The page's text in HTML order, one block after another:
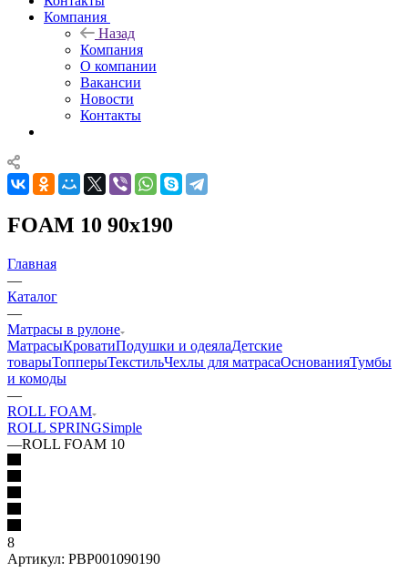
Компания
Назад
Компания
О компании
Вакансии
Новости
Контакты
FOAM 10 90x190
Главная
—
Каталог
—
Матрасы в рулоне
МатрасыКроватиПодушки и одеялаДетские
товарыТопперыТекстильЧехлы для матрасаОснованияТумбы
и комоды
—
ROLL FOAM
ROLL SPRINGSimple
—ROLL FOAM 10
8
Артикул: PBP001090190